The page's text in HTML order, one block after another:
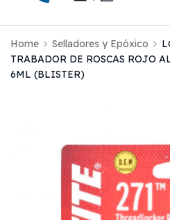
Home Selladores y Epóxico
TRABADOR DE ROSCAS ROJO
6ML (BLISTER)